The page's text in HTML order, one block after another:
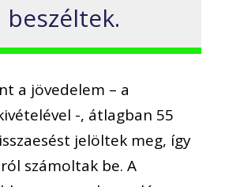
a jövedelem – a
-, átlagban 55
jelöltek meg, így
számoltak be. A